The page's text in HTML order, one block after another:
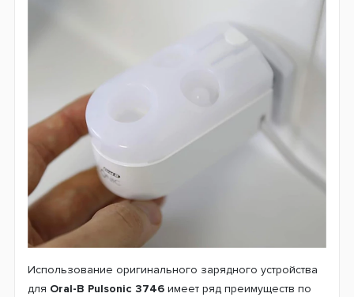
Использование оригинального зарядного устройства
для Oral-B Pulsonic 3746 имеет ряд преимуществ по